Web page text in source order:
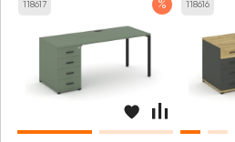
118617 % 118616